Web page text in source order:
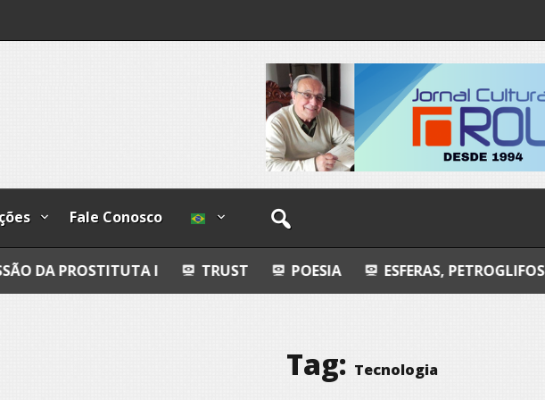
Fale Conosco
I TRUST POESIA ESFERAS, PETROGLIFOS Y CALZADAS
Tag: Tecnologia